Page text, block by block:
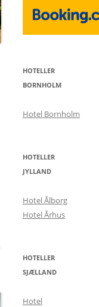
HOTELLER
BORNHOLM
Hotel Bornholm
HOTELLER
JYLLAND
Hotel Ålborg
Hotel Århus
HOTELLER
SJÆLLAND
Hotel